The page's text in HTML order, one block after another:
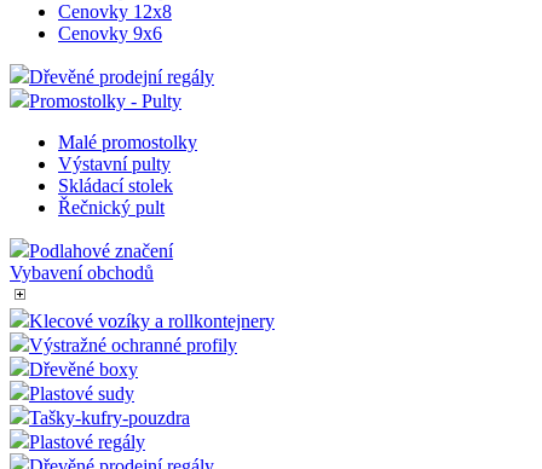
Cenovky sady
Cenovky 12x8
Cenovky 9x6
Dřevěné prodejní regály
Promostolky - Pulty
Výstavní pulty
Skládací stolek
Řečnický pult
Podlahové značení
Vybavení obchodů